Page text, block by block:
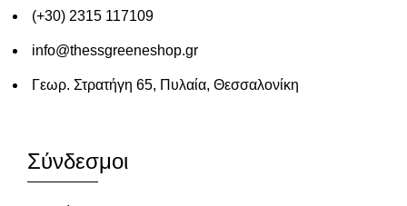
(+30) 2315 117109
info@thessgreeneshop.gr
Γεωρ. Στρατήγη 65, Πυλαία, Θεσσαλονίκη
Σύνδεσμοι